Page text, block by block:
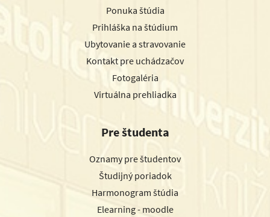
Ponuka štúdia
Prihláška na štúdium
Ubytovanie a stravovanie
Kontakt pre uchádzačov
Fotogaléria
Virtuálna prehliadka
Pre študenta
Oznamy pre študentov
Študijný poriadok
Harmonogram štúdia
Elearning - moodle